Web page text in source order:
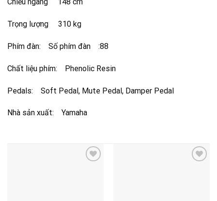
Chiều ngang 148 cm
Trọng lượng 310 kg
Phím đàn: Số phím đàn :88
Chất liệu phím: Phenolic Resin
Pedals: Soft Pedal, Mute Pedal, Damper Pedal
Nhà sản xuất: Yamaha